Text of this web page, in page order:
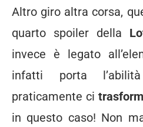
Altro giro altra corsa,
quarto spoiler della
invece è legato
infatti porta
praticamente ci
in questo caso! Non